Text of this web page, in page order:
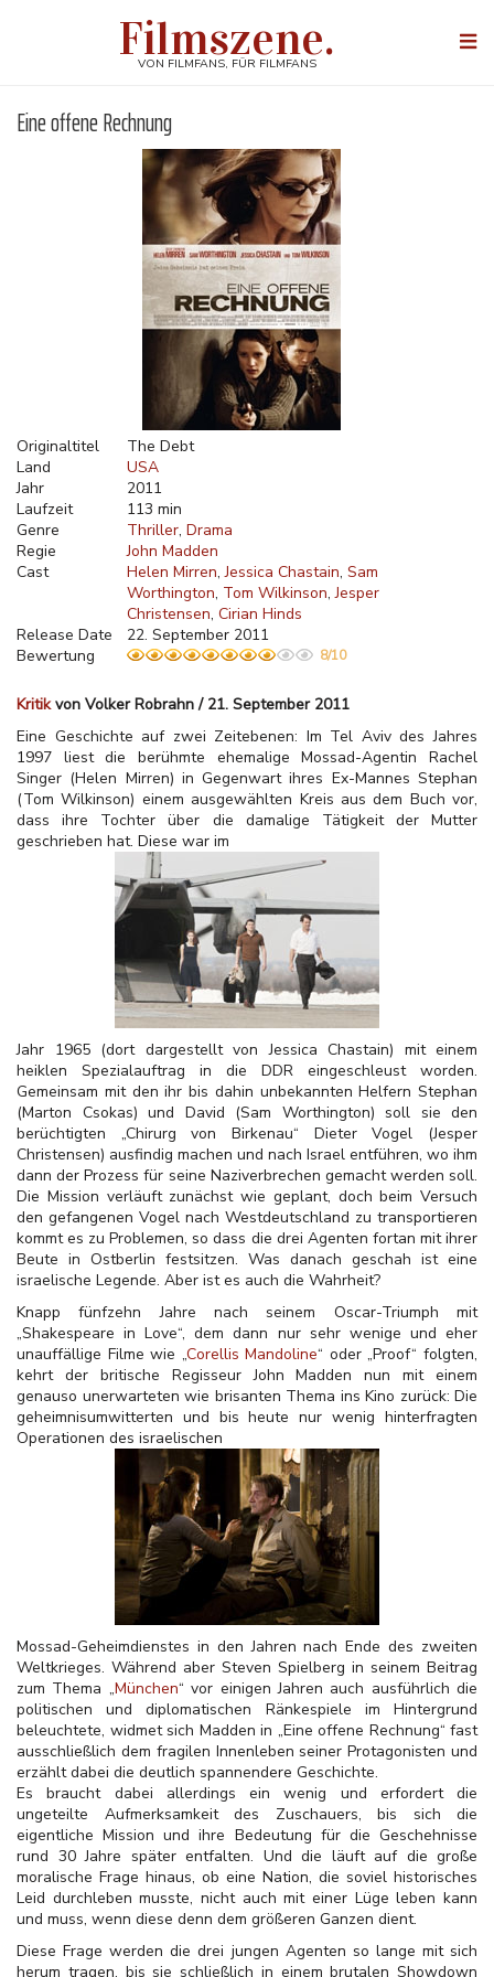
Filmszene.
VON FILMFANS, FÜR FILMFANS
Eine offene Rechnung
Originaltitel
The Debt
Land
USA
Jahr
2011
Laufzeit
113 min
Genre
Thriller Drama
Regie
John Madden
Cast
Helen Mirren Jessica Chastain Sam
Worthington Tom Wilkinson Jesper
Christensen Cirian Hinds
Release Date
22. September 2011
Bewertung
8/10
Kritikvon Volker Robrahn / 21. September 2011
Eine Geschichte auf zwei Zeitebenen: Im Tel Aviv des Jahres
1997 liest die berühmte ehemalige Mossad-Agentin Rachel
Singer (Helen Mirren) in Gegenwart ihres Ex-Mannes Stephan
(Tom Wilkinson) einem ausgewählten Kreis aus dem Buch vor,
dass ihre Tochter über die damalige Tätigkeit der Mutter
geschrieben hat. Diese war im
Jahr 1965 (dort dargestellt von Jessica Chastain) mit einem
heiklen Spezialauftrag in die DDR eingeschleust worden.
Gemeinsam mit den ihr bis dahin unbekannten Helfern Stephan
(Marton Csokas) und David (Sam Worthington) soll sie den
berüchtigten „Chirurg von Birkenau“ Dieter Vogel (Jesper
Christensen) ausfindig machen und nach Israel entführen, wo ihm
dann der Prozess für seine Naziverbrechen gemacht werden soll.
Die Mission verläuft zunächst wie geplant, doch beim Versuch
den gefangenen Vogel nach Westdeutschland zu transportieren
kommt es zu Problemen, so dass die drei Agenten fortan mit ihrer
Beute in Ostberlin festsitzen. Was danach geschah ist eine
israelische Legende. Aber ist es auch die Wahrheit?
Knapp fünfzehn Jahre nach seinem Oscar-Triumph mit
„Shakespeare in Love“, dem dann nur sehr wenige und eher
unauffällige Filme wie „Corellis Mandoline“ oder „Proof“ folgten,
kehrt der britische Regisseur John Madden nun mit einem
genauso unerwarteten wie brisanten Thema ins Kino zurück: Die
geheimnisumwitterten und bis heute nur wenig hinterfragten
Operationen des israelischen
Mossad-Geheimdienstes in den Jahren nach Ende des zweiten
Weltkrieges. Während aber Steven Spielberg in seinem Beitrag
zum Thema „München“ vor einigen Jahren auch ausführlich die
politischen und diplomatischen Ränkespiele im Hintergrund
beleuchtete, widmet sich Madden in „Eine offene Rechnung“ fast
ausschließlich dem fragilen Innenleben seiner Protagonisten und
erzählt dabei die deutlich spannendere Geschichte.
Es braucht dabei allerdings ein wenig und erfordert die
ungeteilte Aufmerksamkeit des Zuschauers, bis sich die
eigentliche Mission und ihre Bedeutung für die Geschehnisse
rund 30 Jahre später entfalten. Und die läuft auf die große
moralische Frage hinaus, ob eine Nation, die soviel historisches
Leid durchleben musste, nicht auch mit einer Lüge leben kann
und muss, wenn diese denn dem größeren Ganzen dient.
Diese Frage werden die drei jungen Agenten so lange mit sich
herum tragen, bis sie schließlich in einem brutalen Showdown